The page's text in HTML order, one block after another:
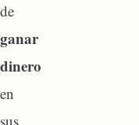
de
ganar
dinero
en
sus